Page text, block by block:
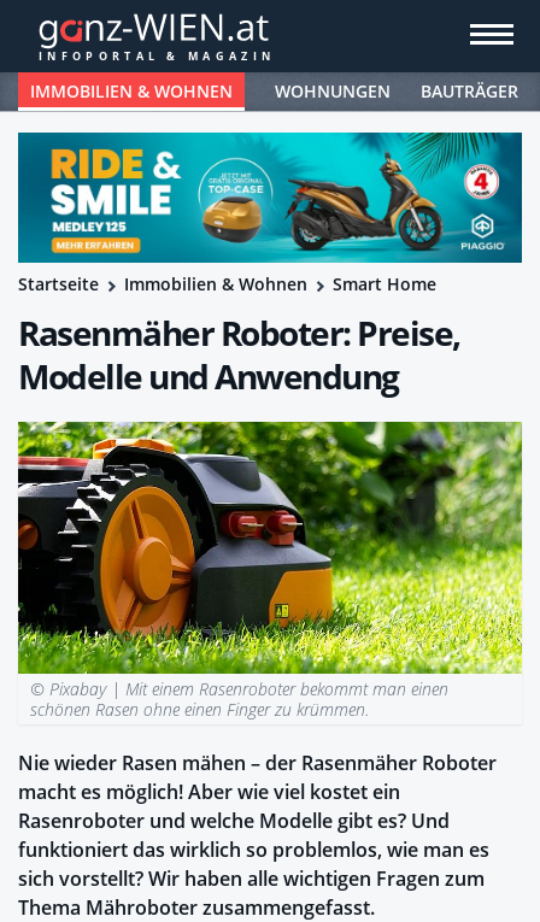
IMMOBILIEN & WOHNEN WOHNUNGEN BAUTRÄGER
Startseite Immobilien & Wohnen Smart Home
Rasenmäher Roboter: Preise,
Modelle und Anwendung
© Pixabay | Mit einem Rasenroboter bekommt man einen
schönen Rasen ohne einen Finger zu krümmen.
Nie wieder Rasen mähen – der Rasenmäher Roboter
macht es möglich! Aber wie viel kostet ein
Rasenroboter und welche Modelle gibt es? Und
funktioniert das wirklich so problemlos, wie man es
sich vorstellt? Wir haben alle wichtigen Fragen zum
Thema Mähroboter zusammengefasst.